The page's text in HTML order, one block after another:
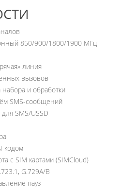
850/900/1800/1900 МГц
линия
вызовов
набора и обработки
SMS-сообщений
SMS/USSD
кодом
с SIM картами (SIMCloud)
G.729A/B
пауз